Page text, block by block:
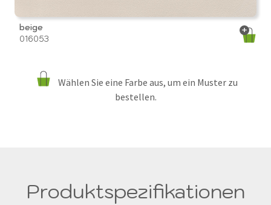
beige
016053
Wählen Sie eine Farbe aus, um ein Muster zu
bestellen.
Produktspezifikationen